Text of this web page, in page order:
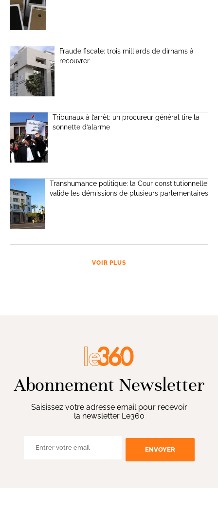
Fraude fiscale: trois milliards de dirhams à
recouvrer
Tribunaux à l’arrêt: un procureur général tire la
sonnette d’alarme
Transhumance politique: la Cour constitutionnelle
valide les démissions de plusieurs parlementaires
VOIR PLUS
Abonnement Newsletter
Saisissez votre adresse email pour recevoir
la newsletter Le360
ENVOYER